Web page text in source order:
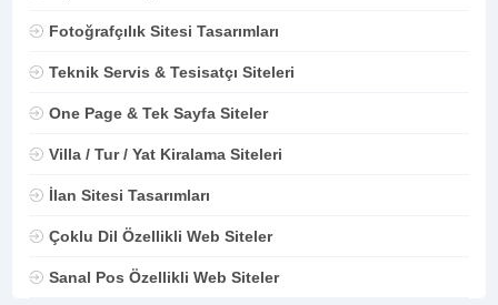
Fotoğrafçılık Sitesi Tasarımları
Teknik Servis & Tesisatçı Siteleri
One Page & Tek Sayfa Siteler
Villa / Tur / Yat Kiralama Siteleri
İlan Sitesi Tasarımları
Çoklu Dil Özellikli Web Siteler
Sanal Pos Özellikli Web Siteler